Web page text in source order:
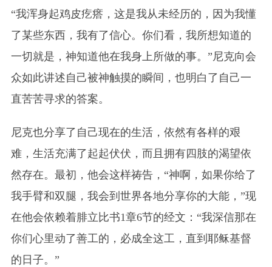
“我浑身起鸡皮疙瘩，这是我从未经历的，因为我懂
了某些东西，我有了信心。你们看，我所想知道的
一切就是，神知道他在我身上所做的事。”尼克向会
众如此讲述自己被神触摸的瞬间，也明白了自己一
直苦苦寻求的答案。
尼克也分享了自己现在的生活，依然有各样的艰
难，生活充满了起起伏伏，而且拥有四肢的渴望依
然存在。最初，他会这样祷告，“神啊，如果你给了
我手臂和双腿，我会到世界各地分享你的大能，”现
在他会依赖着腓立比书1章6节的经文：“我深信那在
你们心里动了善工的，必成全这工，直到耶稣基督
的日子。”